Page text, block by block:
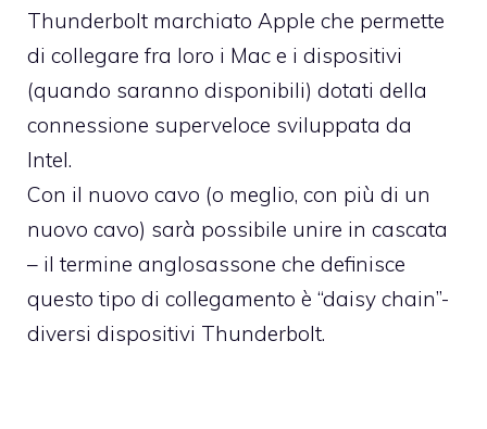
Thunderbolt marchiato Apple che permette
di collegare fra loro i Mac e i dispositivi
(quando saranno disponibili) dotati della
connessione superveloce sviluppata da
Intel.
Con il nuovo cavo (o meglio, con più di un
nuovo cavo) sarà possibile unire in cascata
– il termine anglosassone che definisce
questo tipo di collegamento è “daisy chain”-
diversi dispositivi Thunderbolt.